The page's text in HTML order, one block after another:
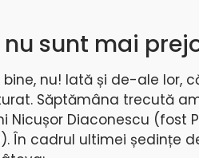
sunt mai
nu! Iată și de-ale lor,
Săptămâna trecută
Nicușor Diaconescu (fost
În cadrul ultimei ședințe